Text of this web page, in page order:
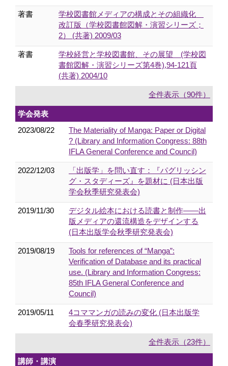
著書
学校図書館メディアの構成とその組織化
改訂版（学校図書館図解・演習シリーズ；
2） (共著) 2009/03
著書
学校経営と学校図書館、その展望 (学校図
書館図解・演習シリーズ第4巻),94-121頁
(共著) 2004/10
全件表示（90件）
学会発表
2023/08/22
The Materiality of Manga: Paper or Digital
? (Library and Information Congress: 88th
IFLA General Conference and Council)
2022/12/03
「出版学」を問い直す：『パグリッシン
グ・スタディーズ』を題材に (日本出版
学会秋季研究発表会)
2019/11/30
デジタル絵本における読書と制作――出
版メディアの還流構造をデザインする
(日本出版学会秋季研究発表会)
2019/08/19
Tools for references of “Manga”:
Verification of Database and its practical
use. (Library and Information Congress:
85th IFLA General Conference and
Council)
2019/05/11
4コママンガの読みの変化 (日本出版学
会春季研究発表会)
全件表示（23件）
講師・講演